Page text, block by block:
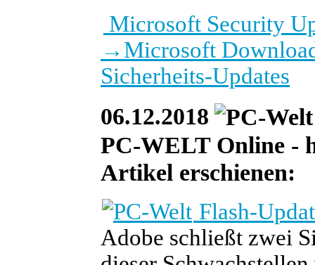
Microsoft Security
→Microsoft
Sicherheits-Updates
06.12.2018
PC-WELT Online -
Artikel erschienen:
Flash-
Adobe schließt zwei